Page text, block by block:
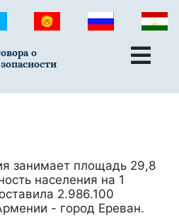
о
занимает площадь 29,8
населения на 1
2.986.100
- город Ереван.